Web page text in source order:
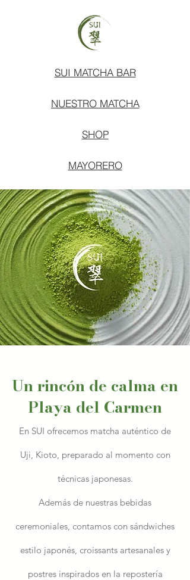
SUI MATCHA BAR
NUESTRO MATCHA
SHOP
MAYORERO
Un rincón de calma en
Playa del Carmen
En SUI ofrecemos matcha auténtico de
Uji, Kioto, preparado al momento con
técnicas japonesas.
Además de nuestras bebidas
ceremoniales, contamos con sándwiches
estilo japonés, croissants artesanales y
postres inspirados en la repostería